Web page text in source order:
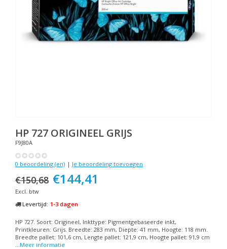
HP 727 ORIGINEEL GRIJS
F9J80A
0 beoordeling (en) | Je beoordeling toevoegen
€150,68 €144,41
Excl. btw
Levertijd: 1-3 dagen
HP 727. Soort: Origineel, Inkttype: Pigmentgebaseerde inkt,
Printkleuren: Grijs. Breedte: 283 mm, Diepte: 41 mm, Hoogte: 118 mm.
Breedte pallet: 101,6 cm, Lengte pallet: 121,9 cm, Hoogte pallet: 91,9 cm
...Meer informatie